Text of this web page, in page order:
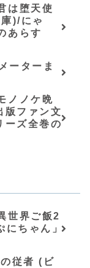
は堕天使
)/にゃ
あらす
ーターま
ノノケ晩
版ファン文
ーズ全巻の
世界ご飯2
にちゃん」
従者 (ビ